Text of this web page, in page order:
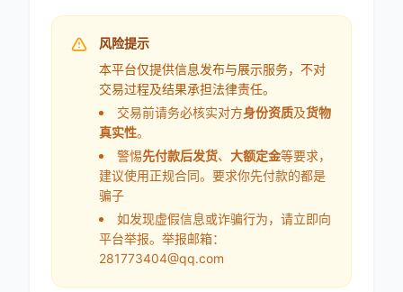
风险提示
本平台仅提供信息发布与展示服务，不对
交易过程及结果承担法律责任。
交易前请务必核实对方身份资质及货物
真实性。
警惕先付款后发货、 大额定金等要求，
建议使用正规合同。要求你先付款的都是
骗子
如发现虚假信息或诈骗行为，请立即向
平台举报。举报邮箱：
281773404@qq.com